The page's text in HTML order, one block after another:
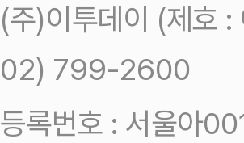
(주)이투데이 (제호
02) 799-2600
등록번호 : 서울아